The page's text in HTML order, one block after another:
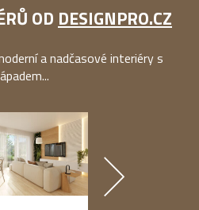
OD DESIGNPRO.CZ
a nadčasové interiéry s